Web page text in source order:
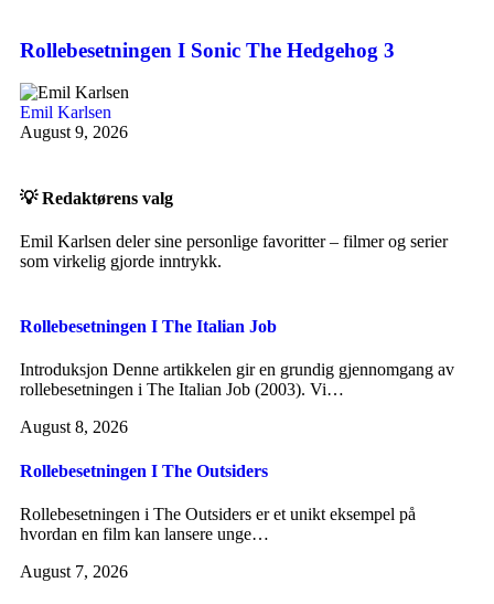
Rollebesetningen I Sonic The Hedgehog 3
Emil Karlsen
August 9, 2026
💡 Redaktørens valg
Emil Karlsen deler sine personlige favoritter – filmer og serier
som virkelig gjorde inntrykk.
Rollebesetningen I The Italian Job
Introduksjon Denne artikkelen gir en grundig gjennomgang av
rollebesetningen i The Italian Job (2003). Vi…
August 8, 2026
Rollebesetningen I The Outsiders
Rollebesetningen i The Outsiders er et unikt eksempel på
hvordan en film kan lansere unge…
August 7, 2026